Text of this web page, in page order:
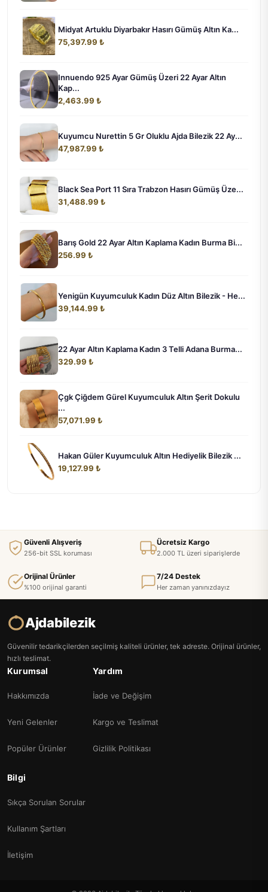
Midyat Artuklu Diyarbakır Hasırı Gümüş Altın Ka...
75,397.99 ₺
Innuendo 925 Ayar Gümüş Üzeri 22 Ayar Altın
Kap...
2,463.99 ₺
Kuyumcu Nurettin 5 Gr Oluklu Ajda Bilezik 22 Ay...
47,987.99 ₺
Black Sea Port 11 Sıra Trabzon Hasırı Gümüş Üze...
31,488.99 ₺
Barış Gold 22 Ayar Altın Kaplama Kadın Burma Bi...
256.99 ₺
Yenigün Kuyumculuk Kadın Düz Altın Bilezik - He...
39,144.99 ₺
22 Ayar Altın Kaplama Kadın 3 Telli Adana Burma...
329.99 ₺
Çgk Çiğdem Gürel Kuyumculuk Altın Şerit Dokulu
...
57,071.99 ₺
Hakan Güler Kuyumculuk Altın Hediyelik Bilezik ...
19,127.99 ₺
Güvenli Alışveriş
256-bit SSL koruması
Ücretsiz Kargo
2.000 TL üzeri siparişlerde
Orijinal Ürünler
%100 orijinal garanti
7/24 Destek
Her zaman yanınızdayız
Ajdabilezik
Güvenilir tedarikçilerden seçilmiş kaliteli ürünler, tek adreste. Orijinal ürünler,
hızlı teslimat.
Kurumsal
Hakkımızda
Yeni Gelenler
Popüler Ürünler
Yardım
İade ve Değişim
Kargo ve Teslimat
Gizlilik Politikası
Bilgi
Sıkça Sorulan Sorular
Kullanım Şartları
İletişim